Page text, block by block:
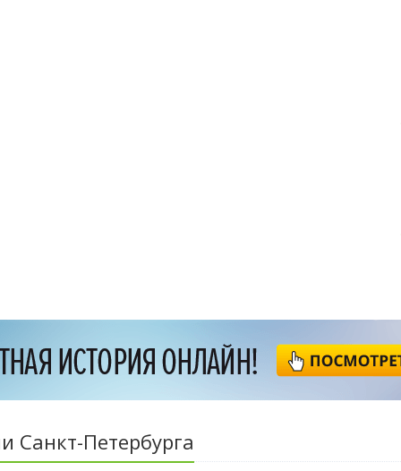
Санкт-Петербурга